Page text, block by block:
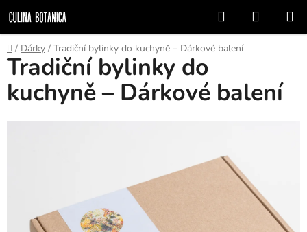
na
obsah
Hľadať
KOŠÍK
Domov
/ Dárky / Tradiční bylinky do kuchyně – Dárkové balení
Tradiční bylinky do
kuchyně – Dárkové balení